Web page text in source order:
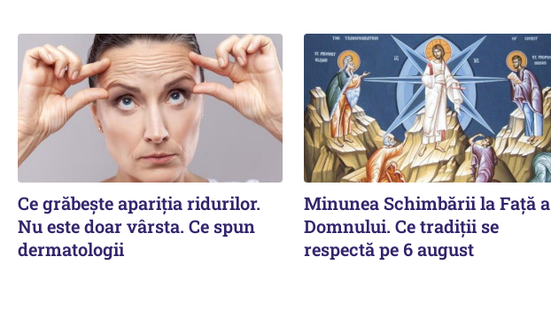
Ce grăbește apariția ridurilor.
Nu este doar vârsta. Ce spun
dermatologii
Minunea Schimbării la Față a
Domnului. Ce tradiții se
respectă pe 6 august